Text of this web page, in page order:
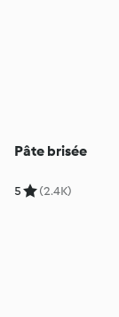
Pâte brisée
5 (2.4K)